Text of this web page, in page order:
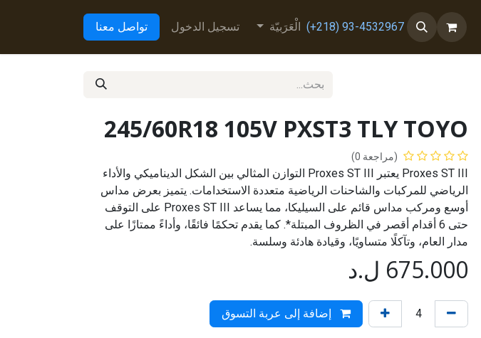
93-4532967 (218+) الْعَرَبيّة تسجيل الدخول تواصل معنا
245/60R18 105V PXST3 TLY TOYO
(مراجعة 0)
Proxes ST III يعتبر Proxes ST III التوازن المثالي بين الشكل الديناميكي والأداء
الرياضي للمركبات والشاحنات الرياضية متعددة الاستخدامات. يتميز بعرض مداس
أوسع ومركب مداس قائم على السيليكا، مما يساعد Proxes ST III على التوقف
حتى 6 أقدام أقصر في الظروف المبتلة*. كما يقدم تحكمًا فائقًا، وأداءً ممتازًا على
مدار العام، وتآكلًا متساويًا، وقيادة هادئة وسلسة.
675.000 ل.د
إضافة إلى عربة التسوق